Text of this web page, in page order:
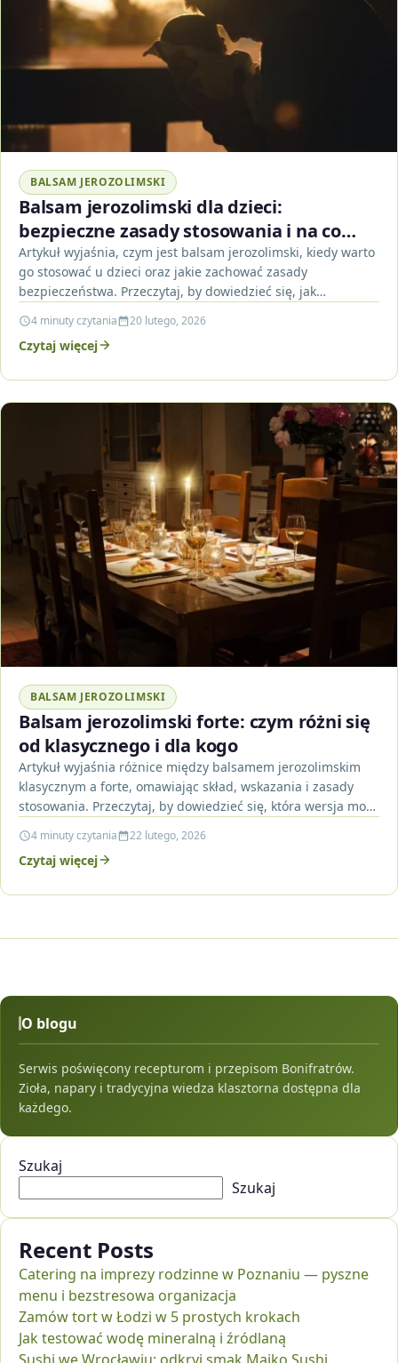
BALSAM JEROZOLIMSKI
Balsam jerozolimski dla dzieci:
bezpieczne zasady stosowania i na co
uważać
Artykuł wyjaśnia, czym jest balsam jerozolimski, kiedy warto
go stosować u dzieci oraz jakie zachować zasady
bezpieczeństwa. Przeczytaj, by dowiedzieć się, jak
4 minuty czytania 20 lutego, 2026
Czytaj więcej
BALSAM JEROZOLIMSKI
Balsam jerozolimski forte: czym różni się
od klasycznego i dla kogo
Artykuł wyjaśnia różnice między balsamem jerozolimskim
klasycznym a forte, omawiając skład, wskazania i zasady
stosowania. Przeczytaj, by dowiedzieć się, która wersja może
4 minuty czytania 22 lutego, 2026
Czytaj więcej
O blogu
Serwis poświęcony recepturom i przepisom Bonifratrów.
Zioła, napary i tradycyjna wiedza klasztorna dostępna dla
każdego.
Szukaj
Szukaj
Recent Posts
Catering na imprezy rodzinne w Poznaniu — pyszne
menu i bezstresowa organizacja
Zamów tort w Łodzi w 5 prostych krokach
Jak testować wodę mineralną i źródlaną